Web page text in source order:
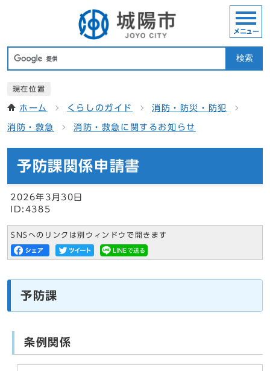
検索
メニュー
現在位置
ホーム くらしのガイド 消防・防災・防犯
消防・救急 消防・救急に関するお知らせ
予防課関係申請書
2026年3月30日
ID:4385
SNSへのリンクは別ウィンドウで開きます
予防課
条例関係